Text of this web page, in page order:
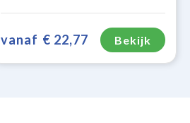
vanaf € 22,77 Bekijk